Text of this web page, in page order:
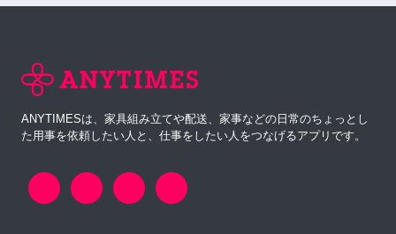
ANYTIMESは、家具組み立てや配送、家事などの日常のちょっとし
た用事を依頼したい人と、仕事をしたい人をつなげるアプリです。